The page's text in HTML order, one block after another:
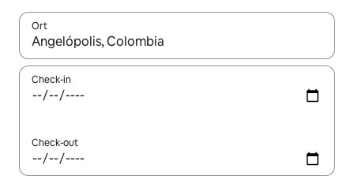
Ort
Wenn Ergebnisse verfügbar sind, navigiere mit den
Check-in
Check-out